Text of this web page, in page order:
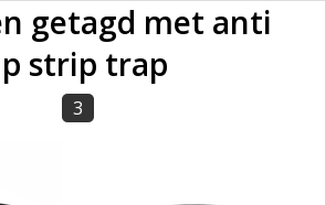
getagd met anti
strip trap
3